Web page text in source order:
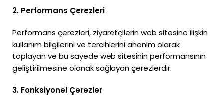
2. Performans Çerezleri
Performans çerezleri, ziyaretçilerin web sitesine ilişkin
kullanım bilgilerini ve tercihlerini anonim olarak
toplayan ve bu sayede web sitesinin performansının
geliştirilmesine olanak sağlayan çerezlerdir.
3. Fonksiyonel Çerezler